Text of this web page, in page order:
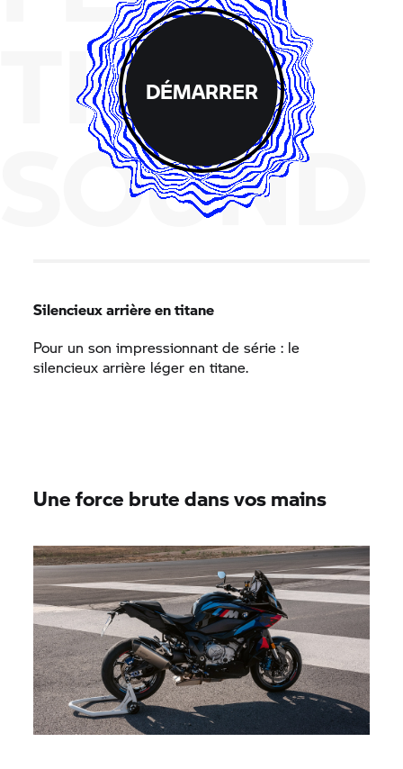
THE
SOUND
DÉMARRER
Silencieux arrière en titane
Pour un son impressionnant de série : le
silencieux arrière léger en titane.
Une force brute dans vos mains